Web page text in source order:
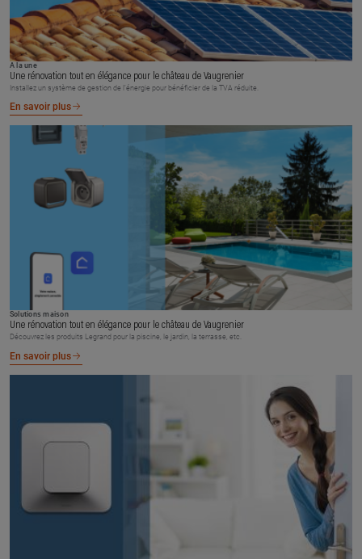
À la une
Une rénovation tout en élégance pour le château de Vaugrenier
Installez un système de gestion de l’énergie pour bénéficier de la TVA réduite.
En savoir plus
Solutions maison
Une rénovation tout en élégance pour le château de Vaugrenier
Découvrez les produits Legrand pour la piscine, le jardin, la terrasse, etc.
En savoir plus